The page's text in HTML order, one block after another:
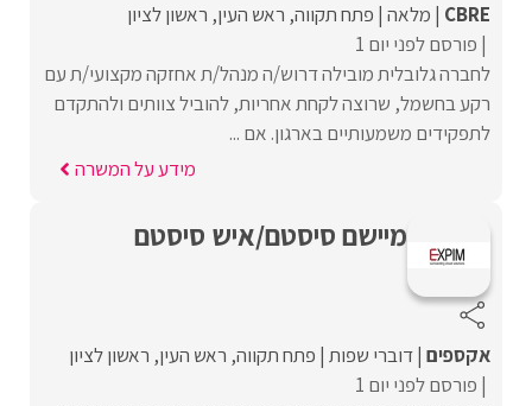
CBRE מלאה פתח תקווה ראש העין ראשון לציון
פורסם לפני יום 1
לחברה גלובלית מובילה דרוש/ה מנהל/ת אחזקה מקצועי/ת עם
רקע בחשמל, שרוצה לקחת אחריות, להוביל צוותים ולהתקדם
לתפקידים משמעותיים בארגון. אם ...
מידע על המשרה
מיישם סיסטם/איש סיסטם
אקספים דוברי שפות פתח תקווה ראש העין ראשון לציון
פורסם לפני יום 1